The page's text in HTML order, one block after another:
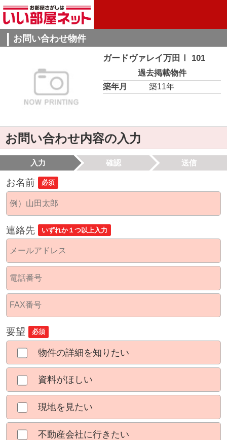
お問い合わせ物件
ガードヴァレイ万田Ⅰ 101
過去掲載物件
築年月
築11年
お問い合わせ内容の入力
入力 確認 送信
お名前 必須
連絡先 いずれか１つ以上入力
要望 必須
物件の詳細を知りたい
資料がほしい
現地を見たい
不動産会社に行きたい